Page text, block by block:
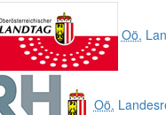
Oö.
Oö.